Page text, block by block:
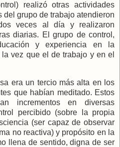
realizó otras actividades
del grupo de trabajo atendieron
veces al día y realizaron
diarias. El grupo de control,
y experiencia en la
vez que el de trabajo y en el
era un tercio más alta en los
que habían meditado. Estos
incrementos en diversas
percibido (sobre la propia
(ser capaz de observar
no reactiva) y propósito en la
llena de sentido, digna de ser